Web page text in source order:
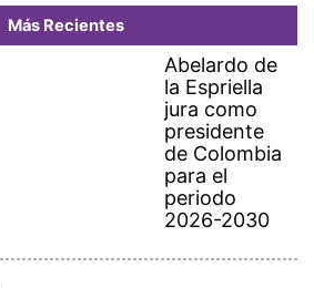
Más Recientes
Abelardo de
la Espriella
jura como
presidente
de Colombia
para el
periodo
2026-2030